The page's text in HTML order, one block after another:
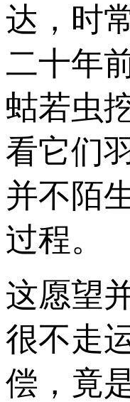
达，时
二十年
蛄若虫
看它们
并不陌
过程。
这愿望
很不走
偿，竟